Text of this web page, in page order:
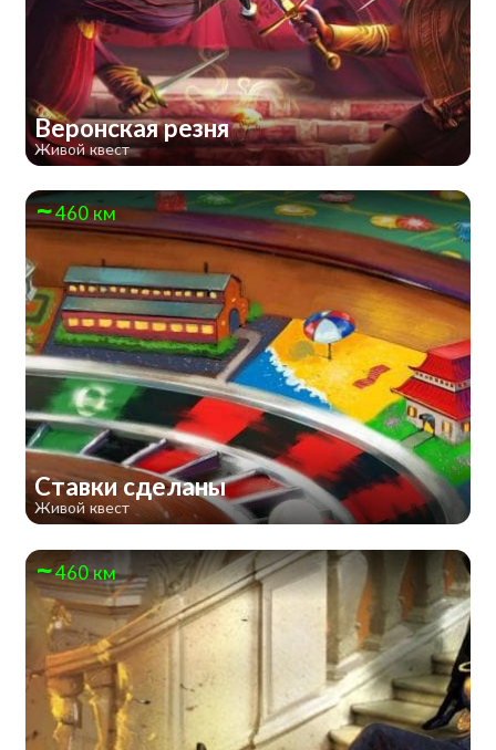
Веронская резня
Живой квест
460 км
Ставки сделаны
Живой квест
460 км